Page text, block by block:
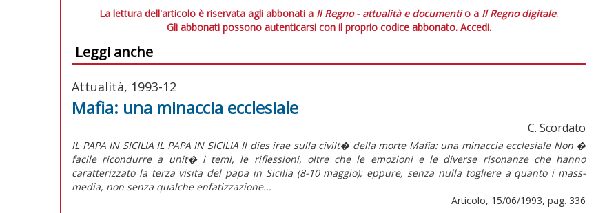
La lettura dell'articolo è riservata agli abbonati a Il Regno - attualità e documentio a Il Regno digitale.
Gli abbonati possono autenticarsi con il proprio codice abbonato. Accedi.
Leggi anche
Attualità, 1993-12
Mafia: una minaccia ecclesiale
C. Scordato
IL PAPA IN SICILIA IL PAPA IN SICILIA Il dies irae sulla civilt� della morte Mafia: una minaccia ecclesiale Non �
facile ricondurre a unit� i temi, le riflessioni, oltre che le emozioni e le diverse risonanze che hanno
caratterizzato la terza visita del papa in Sicilia (8-10 maggio); eppure, senza nulla togliere a quanto i mass-
media, non senza qualche enfatizzazione...
Articolo, 15/06/1993, pag. 336